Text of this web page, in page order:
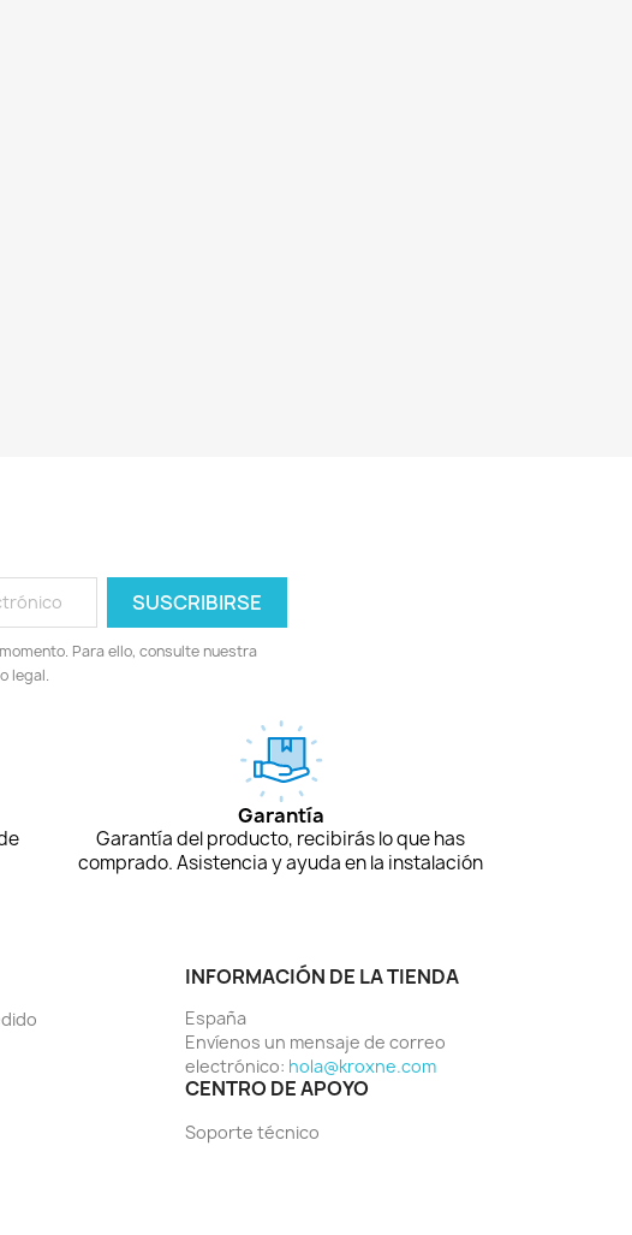
Para ello, consulte nuestra
legal.
Garantía
Garantía del producto, recibirás lo que has
comprado. Asistencia y ayuda en la instalación
INFORMACIÓN DE LA TIENDA
España
Envíenos un mensaje de correo
electrónico: hola@kroxne.com
CENTRO DE APOYO
Soporte técnico